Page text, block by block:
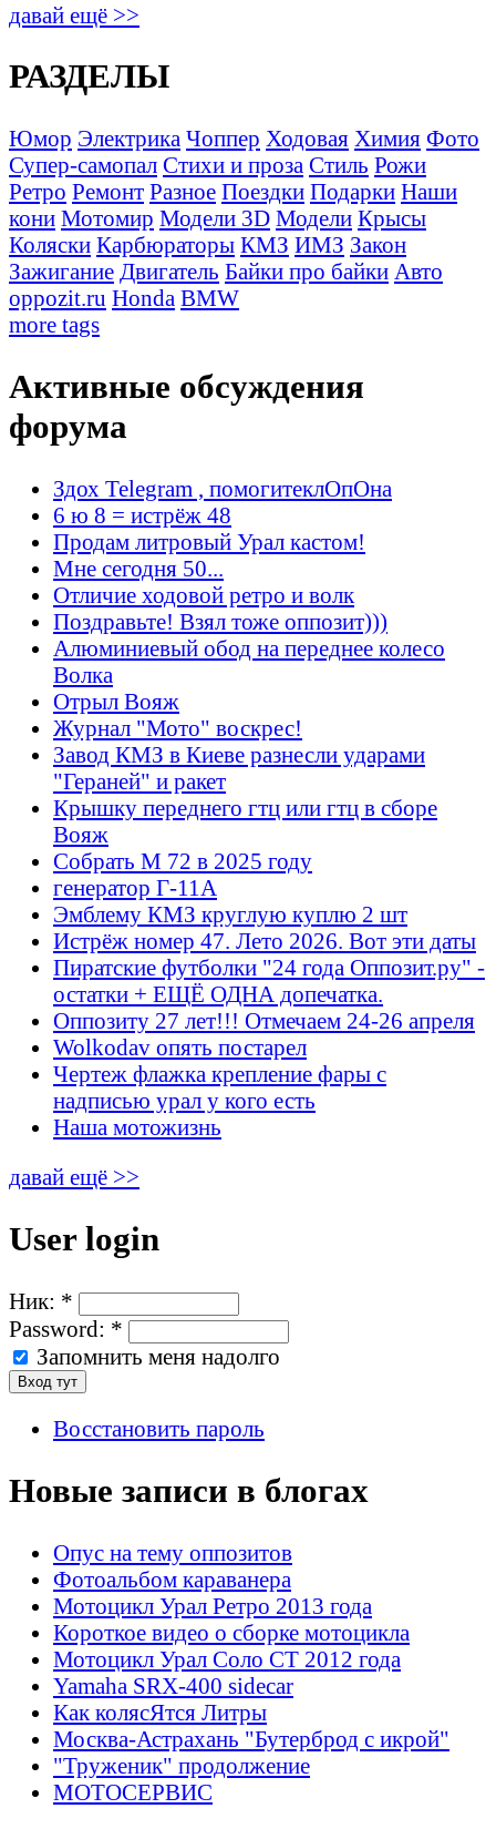
давай ещё >>
РАЗДЕЛЫ
Юмор Электрика Чоппер Ходовая Химия Фото
Супер-самопал Стихи и проза Стиль Рожи
Ретро Ремонт Разное Поездки Подарки Наши
кони Мотомир Модели 3D Модели Крысы
Коляски Карбюраторы КМЗ ИМЗ Закон
Зажигание Двигатель Байки про байки Авто
oppozit.ru Honda BMW
more tags
Активные обсуждения
форума
Здох Telegram , помогитеклОпОна
6 ю 8 = истрёж 48
Продам литровый Урал кастом!
Мне сегодня 50...
Отличие ходовой ретро и волк
Поздравьте! Взял тоже оппозит)))
Алюминиевый обод на переднее колесо
Волка
Отрыл Вояж
Журнал "Мото" воскрес!
Завод КМЗ в Киеве разнесли ударами
"Гераней" и ракет
Крышку переднего гтц или гтц в сборе
Вояж
Собрать М 72 в 2025 году
генератор Г-11А
Эмблему КМЗ круглую куплю 2 шт
Истрёж номер 47. Лето 2026. Вот эти даты
Пиратские футболки "24 года Оппозит.ру" -
остатки + ЕЩЁ ОДНА допечатка.
Оппозиту 27 лет!!! Отмечаем 24-26 апреля
Wolkodav опять постарел
Чертеж флажка крепление фары с
надписью урал у кого есть
Наша мотожизнь
давай ещё >>
User login
Ник: *
Password: *
Запомнить меня надолго
Восстановить пароль
Новые записи в блогах
Опус на тему оппозитов
Фотоальбом караванера
Мотоцикл Урал Ретро 2013 года
Короткое видео о сборке мотоцикла
Мотоцикл Урал Соло СТ 2012 года
Yamaha SRX-400 sidecar
Как колясЯтся Литры
Москва-Астрахань "Бутерброд с икрой"
"Труженик" продолжение
МОТОСЕРВИС